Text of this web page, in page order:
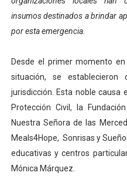
Encuentro estadal
Gobernador Arnaldo
Plan Quirúrgico
insumos destinados a brindar
por esta emergencia.
Desde el primer momento
situación, se
jurisdicción. Esta noble causa
Protección Civil, la
Nuestra Señora de las
Meals4Hope, Sonrisas y
educativas y centros
Mónica Márquez.